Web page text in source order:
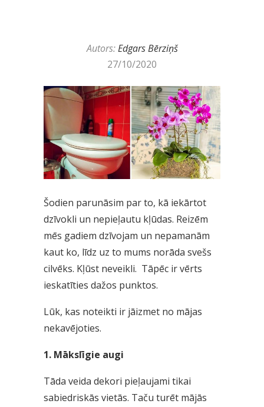
Autors:Edgars Bērziņš
27/10/2020
Šodien parunāsim par to, kā iekārtot
dzīvokli un nepieļautu kļūdas. Reizēm
mēs gadiem dzīvojam un nepamanām
kaut ko, līdz uz to mums norāda svešs
cilvēks. Kļūst neveikli. Tāpēc ir vērts
ieskatīties dažos punktos.
Lūk, kas noteikti ir jāizmet no mājas
nekavējoties.
1. Mākslīgie augi
Tāda veida dekori pieļaujami tikai
sabiedriskās vietās. Taču turēt mājās